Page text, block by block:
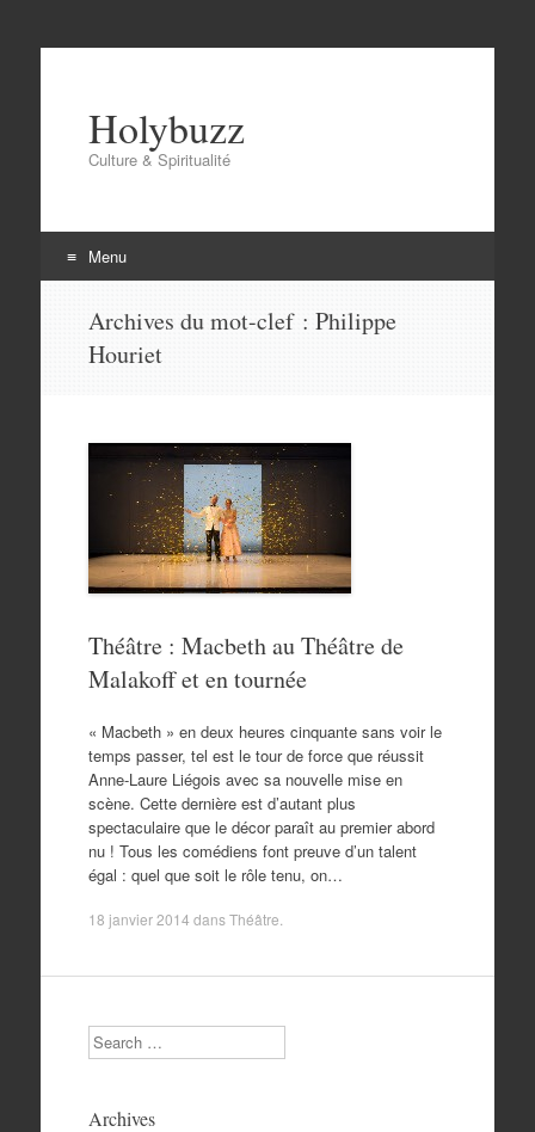
Holybuzz
Culture & Spiritualité
Menu
contenu
Archives du mot-clef : Philippe
Houriet
Théâtre : Macbeth au Théâtre de
Malakoff et en tournée
« Macbeth » en deux heures cinquante sans voir le
temps passer, tel est le tour de force que réussit
Anne-Laure Liégois avec sa nouvelle mise en
scène. Cette dernière est d’autant plus
spectaculaire que le décor paraît au premier abord
nu ! Tous les comédiens font preuve d’un talent
égal : quel que soit le rôle tenu, on…
18 janvier 2014 dansThéâtre
Search
Archives